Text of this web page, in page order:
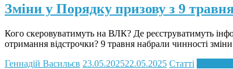
Зміни у Порядку призову з 9
Кого скеровуватимуть на ВЛК? Де реєструватимуть
отримання відстрочки? 9 травня набрали чинності
Геннадій Васильєв 23.05.202522.05.2025 Статті